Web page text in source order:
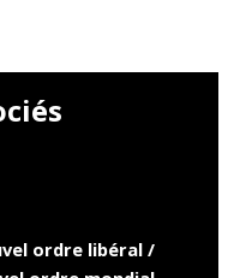
ordre libéral /